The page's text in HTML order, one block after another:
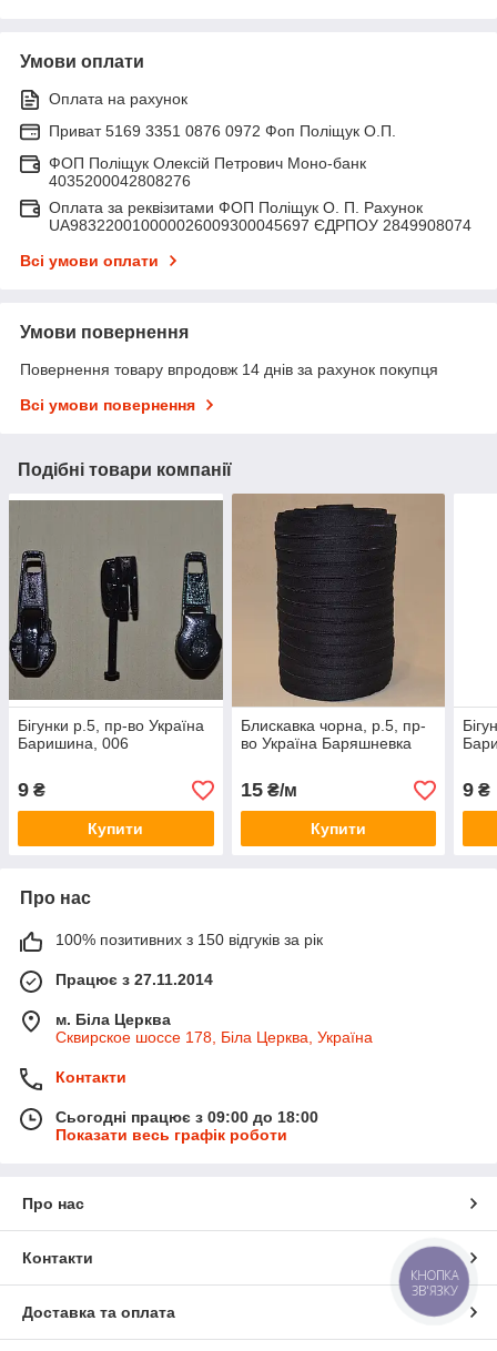
Умови оплати
Оплата на рахунок
Приват 5169 3351 0876 0972 Фоп Поліщук О.П.
ФОП Поліщук Олексій Петрович Моно-банк
4035200042808276
Оплата за реквізитами ФОП Поліщук О. П. Рахунок
UA983220010000026009300045697 ЄДРПОУ 2849908074
Всі умови оплати
Умови повернення
Повернення товару впродовж 14 днів за рахунок покупця
Всі умови повернення
Подібні товари компанії
Бігунки р.5, пр-во Україна
Баришина, 006
9 ₴
Купити
Блискавка чорна, р.5, пр-
во Україна Баряшневка
15₴/м
Купити
9 ₴
Про нас
100% позитивних з 150 відгуків за рік
Працює з 27.11.2014
м. Біла Церква
Сквирское шоссе 178, Біла Церква, Україна
Контакти
Сьогодні працює з 09:00 до 18:00
Показати весь графік роботи
Про нас
Контакти
Доставка та оплата
КНОПКА
ЗВ'ЯЗКУ